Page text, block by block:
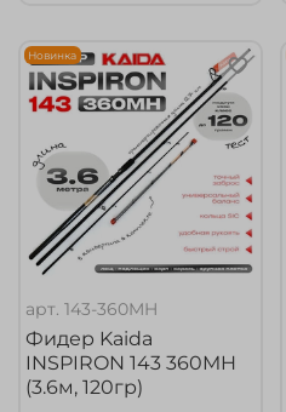
Новинка
арт.143-360MH
Фидер Kaida
INSPIRON 143 360MH
(3.6м, 120гр)